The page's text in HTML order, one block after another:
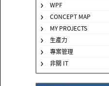
WPF
CONCEPT MAP
MY PROJECTS
生產力
專案管理
非關 IT